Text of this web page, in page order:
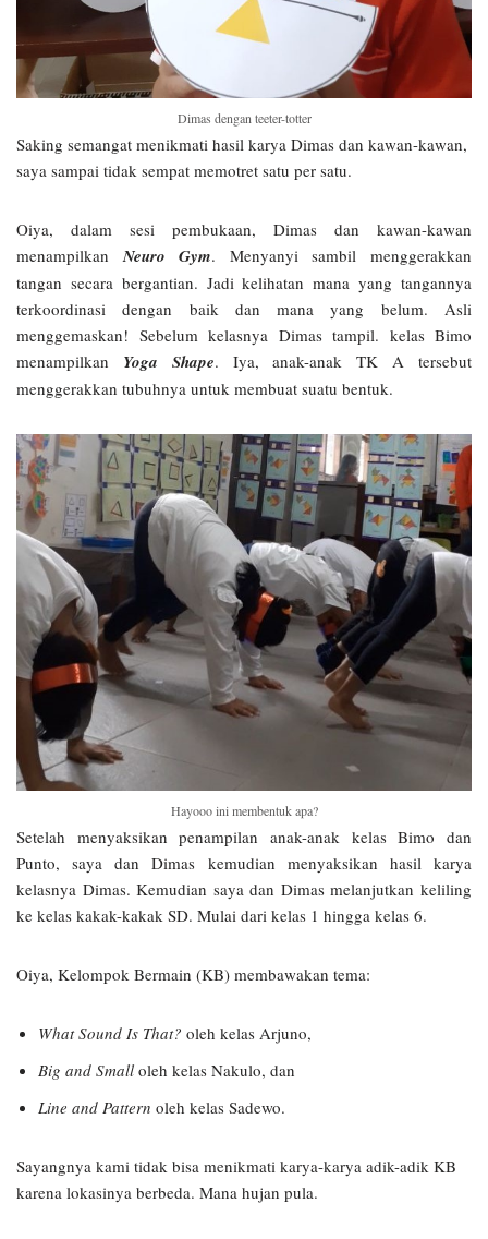
Dimas dengan teeter-totter
Saking semangat menikmati hasil karya Dimas dan kawan-kawan,
saya sampai tidak sempat memotret satu per satu.
Oiya, dalam sesi pembukaan, Dimas dan kawan-kawan
menampilkan Neuro Gym. Menyanyi sambil menggerakkan
tangan secara bergantian. Jadi kelihatan mana yang tangannya
terkoordinasi dengan baik dan mana yang belum. Asli
menggemaskan! Sebelum kelasnya Dimas tampil. kelas Bimo
menampilkan Yoga Shape. Iya, anak-anak TK A tersebut
menggerakkan tubuhnya untuk membuat suatu bentuk.
Hayooo ini membentuk apa?
Setelah menyaksikan penampilan anak-anak kelas Bimo dan
Punto, saya dan Dimas kemudian menyaksikan hasil karya
kelasnya Dimas. Kemudian saya dan Dimas melanjutkan keliling
ke kelas kakak-kakak SD. Mulai dari kelas 1 hingga kelas 6.
Oiya, Kelompok Bermain (KB) membawakan tema:
What Sound Is That? oleh kelas Arjuno,
Big and Small oleh kelas Nakulo, dan
Line and Pattern oleh kelas Sadewo.
Sayangnya kami tidak bisa menikmati karya-karya adik-adik KB
karena lokasinya berbeda. Mana hujan pula.